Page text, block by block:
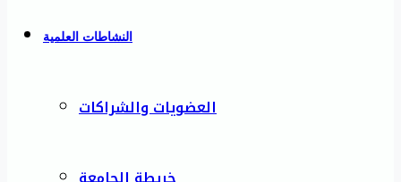
النشاطات العلمية
العضويات والشراكات